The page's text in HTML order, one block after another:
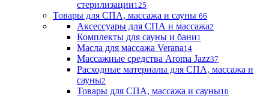
стерилизации125
Товары для СПА, массажа и сауны 66
Аксессуары для СПА и массажа2
Комплекты для сауны и бани1
Масла для массажа Verana14
Массажные средства Aroma Jazz37
Расходные материалы для СПА, массажа и
сауны2
Товары для СПА, массажа и сауны10